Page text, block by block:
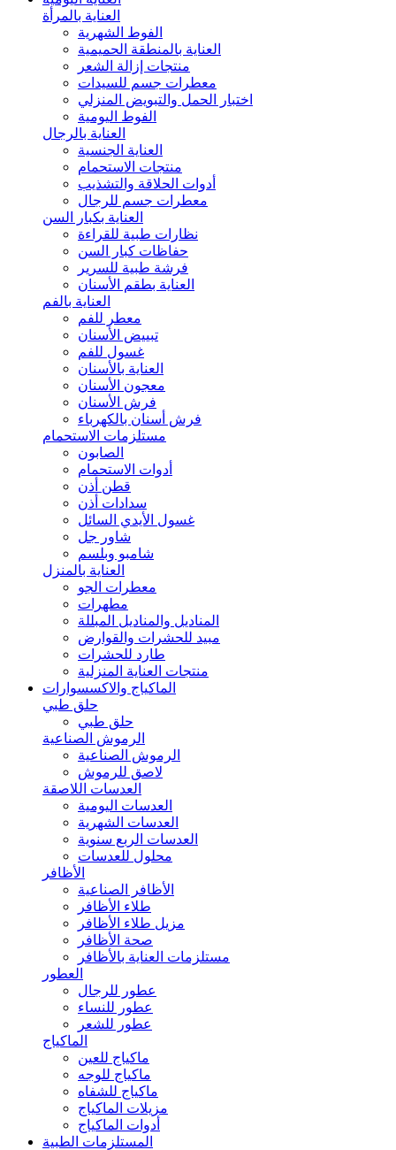
العناية بالمرأة
الفوط الشهرية
العناية بالمنطقة الحميمية
منتجات إزالة الشعر
معطرات جسم للسيدات
اختبار الحمل والتبويض المنزلي
الفوط اليومية
العناية بالرجال
العناية الجنسية
منتجات الاستحمام
أدوات الحلاقة والتشذيب
معطرات جسم للرجال
العناية بكبار السن
نظارات طبية للقراءة
حفاظات كبار السن
فرشة طبية للسرير
العناية بطقم الأسنان
العناية بالفم
معطر للفم
تبييض الأسنان
غسول للفم
العناية بالأسنان
معجون الأسنان
فرش الأسنان
فرش أسنان بالكهرباء
مستلزمات الاستحمام
الصابون
أدوات الاستحمام
قطن أذن
سدادات أذن
غسول الأيدي السائل
شاور جل
شامبو وبلسم
العناية بالمنزل
معطرات الجو
مطهرات
المناديل والمناديل المبللة
مبيد للحشرات والقوارض
طارد للحشرات
منتجات العناية المنزلية
الماكياج والاكسسوارات
حلق طبي
حلق طبي
الرموش الصناعية
الرموش الصناعية
لاصق للرموش
العدسات اللاصقة
العدسات اليومية
العدسات الشهرية
العدسات الربع سنوية
محلول للعدسات
الأظافر
الأظافر الصناعية
طلاء الأظافر
مزيل طلاء الأظافر
صحة الأظافر
مستلزمات العناية بالأظافر
العطور
عطور للرجال
عطور للنساء
عطور للشعر
الماكياج
ماكياج للعين
ماكياج للوجه
ماكياج للشفاه
مزيلات الماكياج
أدوات الماكياج
المستلزمات الطبية